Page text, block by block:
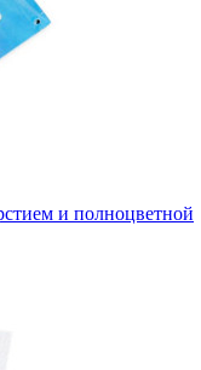
и полноцветной